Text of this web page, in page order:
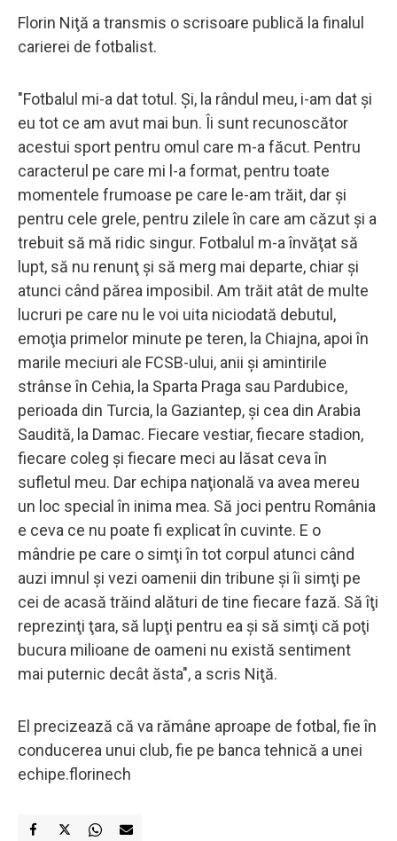
Florin Niţă a transmis o scrisoare publică la finalul
carierei de fotbalist.
"Fotbalul mi-a dat totul. Şi, la rândul meu, i-am dat şi
eu tot ce am avut mai bun. Îi sunt recunoscător
acestui sport pentru omul care m-a făcut. Pentru
caracterul pe care mi l-a format, pentru toate
momentele frumoase pe care le-am trăit, dar şi
pentru cele grele, pentru zilele în care am căzut şi a
trebuit să mă ridic singur. Fotbalul m-a învăţat să
lupt, să nu renunţ şi să merg mai departe, chiar şi
atunci când părea imposibil. Am trăit atât de multe
lucruri pe care nu le voi uita niciodată debutul,
emoţia primelor minute pe teren, la Chiajna, apoi în
marile meciuri ale FCSB-ului, anii şi amintirile
strânse în Cehia, la Sparta Praga sau Pardubice,
perioada din Turcia, la Gaziantep, şi cea din Arabia
Saudită, la Damac. Fiecare vestiar, fiecare stadion,
fiecare coleg şi fiecare meci au lăsat ceva în
sufletul meu. Dar echipa naţională va avea mereu
un loc special în inima mea. Să joci pentru România
e ceva ce nu poate fi explicat în cuvinte. E o
mândrie pe care o simţi în tot corpul atunci când
auzi imnul şi vezi oamenii din tribune şi îi simţi pe
cei de acasă trăind alături de tine fiecare fază. Să îţi
reprezinţi ţara, să lupţi pentru ea şi să simţi că poţi
bucura milioane de oameni nu există sentiment
mai puternic decât ăsta", a scris Niţă.
El precizează că va rămâne aproape de fotbal, fie în
conducerea unui club, fie pe banca tehnică a unei
echipe.florinech